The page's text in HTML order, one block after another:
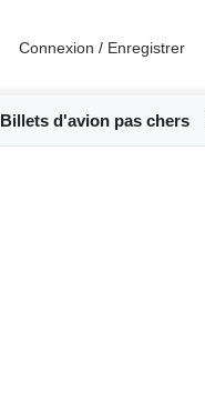
Connexion / Enregistrer
Billets d'avion pas chers